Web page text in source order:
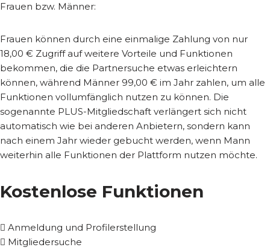
Frauen bzw. Männer:
Frauen können durch eine einmalige Zahlung von nur
18,00 € Zugriff auf weitere Vorteile und Funktionen
bekommen, die die Partnersuche etwas erleichtern
können, während Männer 99,00 € im Jahr zahlen, um alle
Funktionen vollumfänglich nutzen zu können. Die
sogenannte PLUS-Mitgliedschaft verlängert sich nicht
automatisch wie bei anderen Anbietern, sondern kann
nach einem Jahr wieder gebucht werden, wenn Mann
weiterhin alle Funktionen der Plattform nutzen möchte.
Kostenlose Funktionen
Anmeldung und Profilerstellung
Mitgliedersuche